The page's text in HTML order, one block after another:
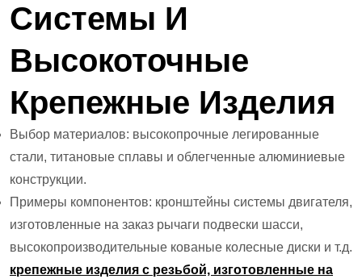
Системы И
Высокоточные
Крепежные Изделия
Выбор материалов: высокопрочные легированные
стали, титановые сплавы и облегченные алюминиевые
конструкции.
Примеры компонентов: кронштейны системы двигателя,
изготовленные на заказ рычаги подвески шасси,
высокопроизводительные кованые колесные диски и т.д.
крепежные изделия с резьбой, изготовленные на